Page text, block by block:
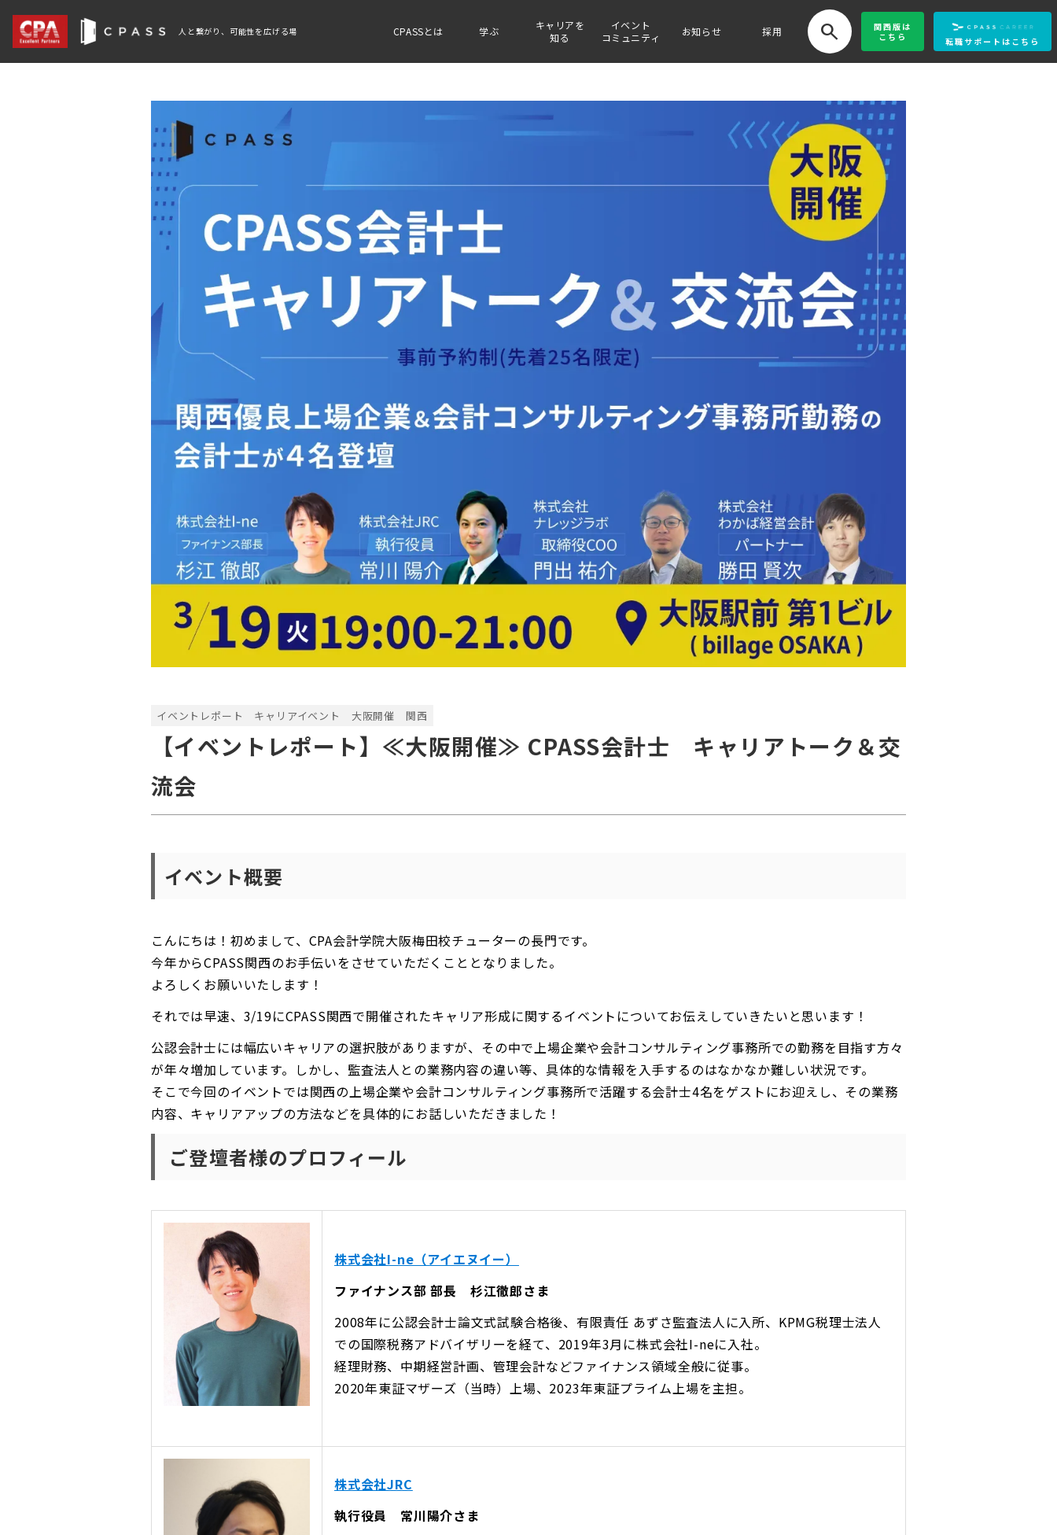
人と繋がり、可能性を広げる場 CPASSとは 学ぶ
キャリアを
知る
イベント
コミュニティ
お知らせ 採用 search 関西版 は
こちら
転職サポートはこちら
イベントレポート キャリアイベント 大阪開催 関西
【イベントレポート】≪大阪開催≫ CPASS会計士 キャリアトーク＆交
流会
イベント概要
こんにちは！初めまして、CPA会計学院大阪梅田校チューターの長門です。
今年からCPASS関西のお手伝いをさせていただくこととなりました。
よろしくお願いいたします！
それでは早速、3/19にCPASS関西で開催されたキャリア形成に関するイベントについてお伝えしていきたいと思います！
公認会計士には幅広いキャリアの選択肢がありますが、その中で上場企業や会計コンサルティング事務所での勤務を目指す方々
が年々増加しています。しかし、監査法人との業務内容の違い等、具体的な情報を入手するのはなかなか難しい状況です。
そこで今回のイベントでは関西の上場企業や会計コンサルティング事務所で活躍する会計士4名をゲストにお迎えし、その業務
内容、キャリアアップの方法などを具体的にお話しいただきました！
ご登壇者様のプロフィール
株式会社I-ne（アイエヌイー）
ファイナンス部 部長 杉江徹郎さま
2008年に公認会計士論文式試験合格後、有限責任 あずさ監査法人に入所、KPMG税理士法人
での国際税務アドバイザリーを経て、2019年3月に株式会社I-neに入社。
経理財務、中期経営計画、管理会計などファイナンス領域全般に従事。
2020年東証マザーズ（当時）上場、2023年東証プライム上場を主担。
株式会社JRC
執行役員 常川陽介さま